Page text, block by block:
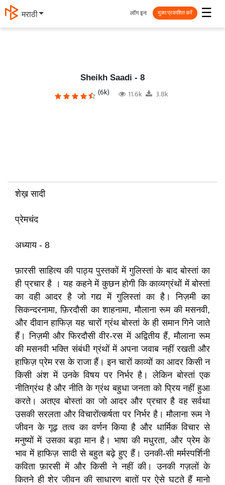
தமிழ் ☰
लॉग इन मुक्त प्रकाशित करें
Sheikh Saadi - 8
(6k) 11.6k 3.8k
शेख़ सादी
प्रेमचंद
अध्याय - 8
फ़ारसी साहित्‍य की पाठ्य पुस्‍तकों में गुलिस्‍तां के बाद बोस्‍तां का
ही प्रचार है । यह कहने में कुछन होगी कि काव्यग्रंथों में बोस्तां
का वही आदर है जो गद्य में गुलिस्तां का है। निज़मी का
सिकन्दरनामा, फ़िरदौसी का शाहनामा, मौलाना रूम की मसनवी,
और दीवान हाफिज़ यह चारों ग्रंथ बोस्तां के ही समान गिने जाते
हैं। निज़मी और फिरदौसी वीर-रस में अद्वितीय हैं, मौलाना रूम
की मसनवी भक्ति संबंधी ग्रंथों में अपना जवाब नहीं रखती और
हाफिज़ प्रेम रस के राजा हैं। इन चारों काव्यों का आदर किसी न
किसी अंश में उनके विषय पर निर्भर है। लेकिन बोस्तां एक
नीतिग्रंथ है और नीति के ग्रंथ बहुधा जनता को प्रिय नहीं हुआ
करते। अतएव बोस्तां का जो आदर और प्रचार है वह सर्वथा
उसकी सरलता और विचारोंत्कर्षता पर निर्भर है। मौलाना रूम ने
जीवन के गूढ़ तत्‍व का वर्णन किया है और धार्मिक विचार से
मनुष्यों में उसका बड़ा मान है। भाषा की मधुरता, और प्रेम के
भाव में हाफिज़ सादी से बहुत बढ़े हुए हैं। उनकी-सी मर्मस्पर्शिनी
कविता फ़ारसी में और किसी ने नहीं की। उनकी गज़लों के
कितने ही शेर जीवन की साधारण बातों पर ऐसे घटते हैं मानो